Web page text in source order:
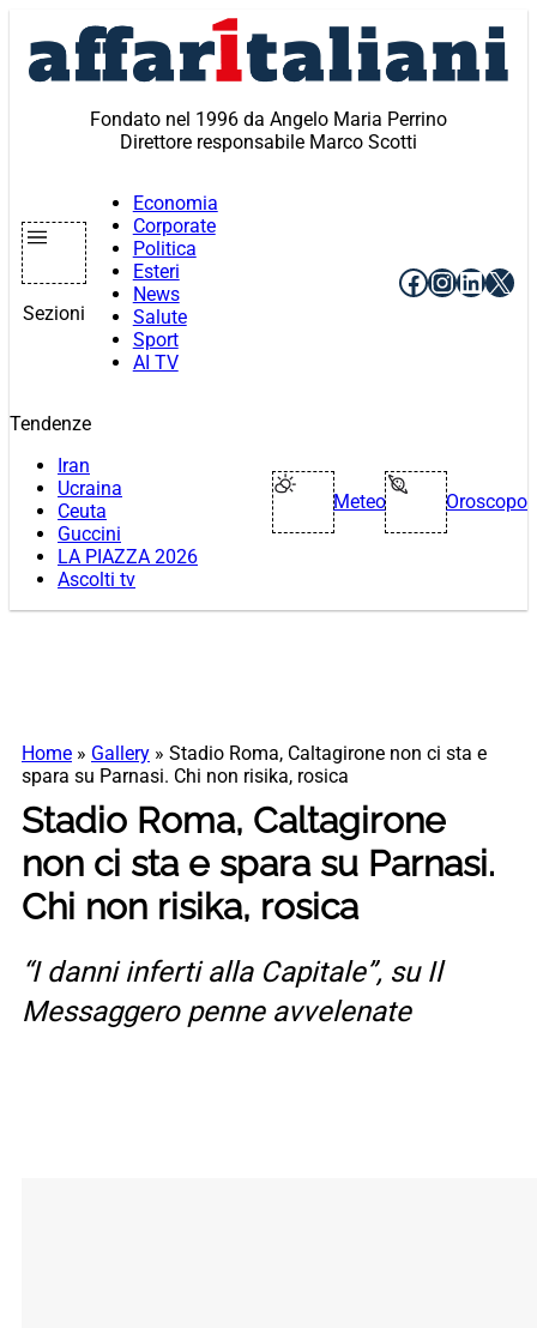
contenuto
Fondato nel 1996 da Angelo Maria Perrino
Direttore responsabile Marco Scotti
Sezioni
Economia
Corporate
Politica
Esteri
News
Salute
Sport
AI TV
Facebook
X
Tendenze
Iran
Ucraina
Ceuta
Guccini
LA PIAZZA 2026
Ascolti tv
Meteo Oroscopo
Home » Gallery » Stadio Roma, Caltagirone non ci sta e
spara su Parnasi. Chi non risika, rosica
Stadio Roma, Caltagirone
non ci sta e spara su Parnasi.
Chi non risika, rosica
“I danni inferti alla Capitale”, su Il
Messaggero penne avvelenate